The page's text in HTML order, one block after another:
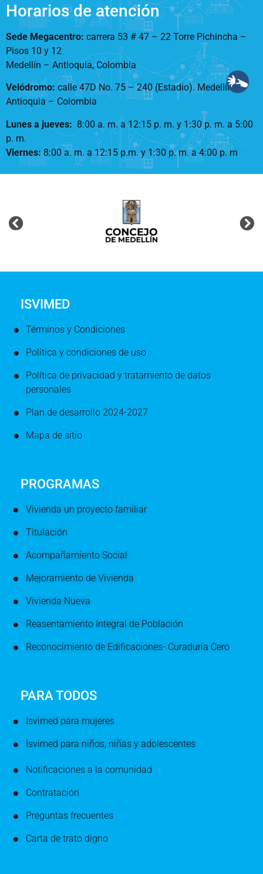
Horarios de atención
Sede Megacentro: carrera 53 # 47 – 22 Torre Pichincha –
Pisos 10 y 12
Medellín – Antioquia, Colombia
Velódromo: calle 47D No. 75 – 240 (Estadio). Medellín –
Antioquia – Colombia
Lunes a jueves: 8:00 a. m. a 12:15 p. m. y 1:30 p. m. a 5:00
p. m.
Viernes:8:00 a. m. a 12:15 p.m. y 1:30 p. m. a 4:00 p. m
ISVIMED
Términos y Condiciones
Política y condiciones de uso
Política de privacidad y tratamiento de datos
personales
Plan de desarrollo 2024-2027
Mapa de sitio
PROGRAMAS
Vivienda un proyecto familiar
Titulación
Acompañamiento Social
Mejoramiento de Vivienda
Vivienda Nueva
Reasentamiento Integral de Población
Reconocimiento de Edificaciones- Curaduría Cero
PARA TODOS
Isvimed para mujeres
Isvimed para niños, niñas y adolescentes
Notificaciones a la comunidad
Contratación
Preguntas frecuentes
Carta de trato digno